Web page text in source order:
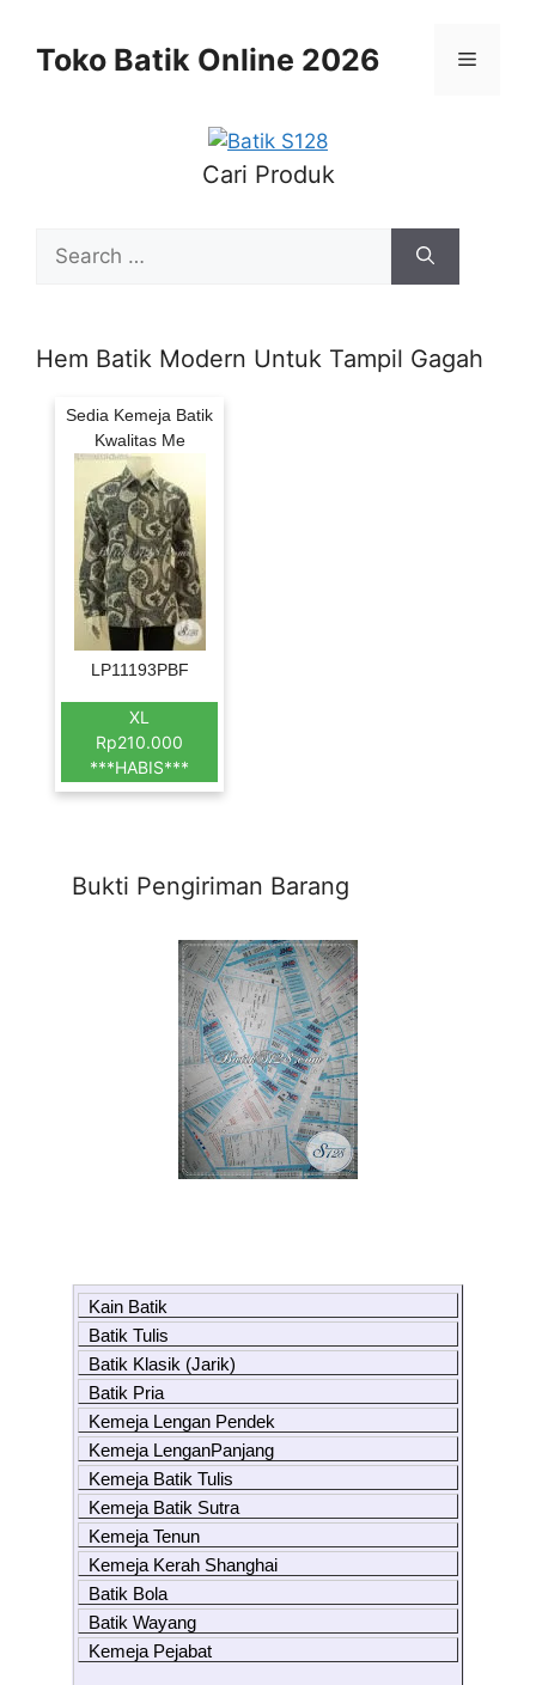
contentToko Batik Online 2026 Menu
Cari Produk
for:
Hem Batik Modern Untuk Tampil Gagah
Sedia Kemeja Batik
Kwalitas Me
LP11193PBF
XL
Rp210.000
***HABIS***
Bukti Pengiriman Barang
Kain Batik
Batik Tulis
Batik Klasik (Jarik)
Batik Pria
Kemeja Lengan Pendek
Kemeja LenganPanjang
Kemeja Batik Tulis
Kemeja Batik Sutra
Kemeja Tenun
Kemeja Kerah Shanghai
Batik Bola
Batik Wayang
Kemeja Pejabat